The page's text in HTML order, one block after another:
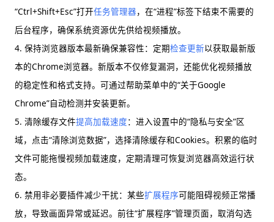
“Ctrl+Shift+Esc”打开任务管理器，在“进程”标签下结束不需要的
后台程序，确保系统资源优先供给视频播放。
4. 保持浏览器版本最新确保兼容性：定期检查更新以获取最新版
本的Chrome浏览器。新版本不仅修复漏洞，还能优化视频播放
的稳定性和格式支持。可通过帮助菜单中的“关于Google
Chrome”自动检测并安装更新。
5. 清除缓存文件提高加载速度：进入设置中的“隐私与安全”区
域，点击“清除浏览数据”，选择清除缓存和Cookies。积累的临时
文件可能拖慢视频加载速度，定期清理可恢复浏览器高效运行状
态。
6. 禁用非必要插件减少干扰：某些扩展程序可能阻碍视频正常播
放，导致画面异常或延迟。前往“扩展程序”管理页面，取消勾选